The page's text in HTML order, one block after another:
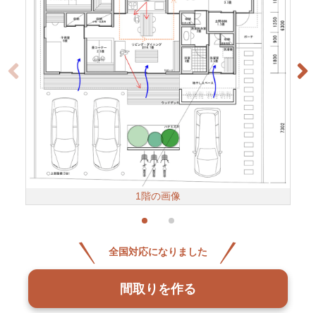
1階の画像
全国対応になりました
間取りを作る